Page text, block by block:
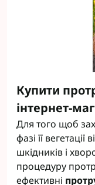
Купити
інтернет-
Для того щоб
фазі її
шкідників і
процедуру
ефективні